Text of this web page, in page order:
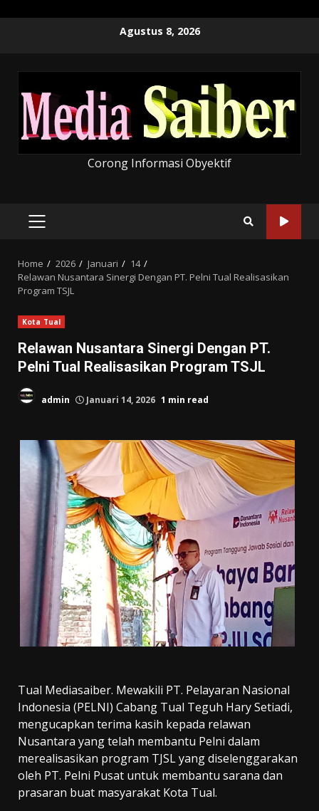
Agustus 8, 2026
Corong Informasi Obyektif
PRIMARY
Home 2026 Januari
14
Relawan Nusantara Sinergi Dengan PT. Pelni Tual Realisasikan
Program TSJL
Kota Tual
Relawan Nusantara Sinergi Dengan PT.
Pelni Tual Realisasikan Program TSJL
admin Januari 14, 2026 1 min read
Tual Mediasaiber. Mewakili PT. Pelayaran Nasional
Indonesia (PELNI) Cabang Tual Teguh Hary Setiadi,
mengucapkan terima kasih kepada relawan
Nusantara yang telah membantu Pelni dalam
merealisasikan program TJSL yang diselenggarakan
oleh PT. Pelni Pusat untuk membantu sarana dan
prasaran buat masyarakat Kota Tual.